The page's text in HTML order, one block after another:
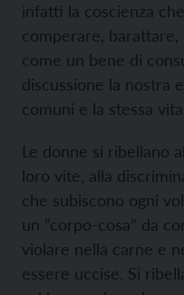
infatti la coscienza
comperare,
come un bene di
discussione la nostra
comuni e la stessa
Le donne si ribellano
loro vite, alla
che subiscono ogni
un “corpo-cosa” da
violare nella carne e
essere uccise. Si